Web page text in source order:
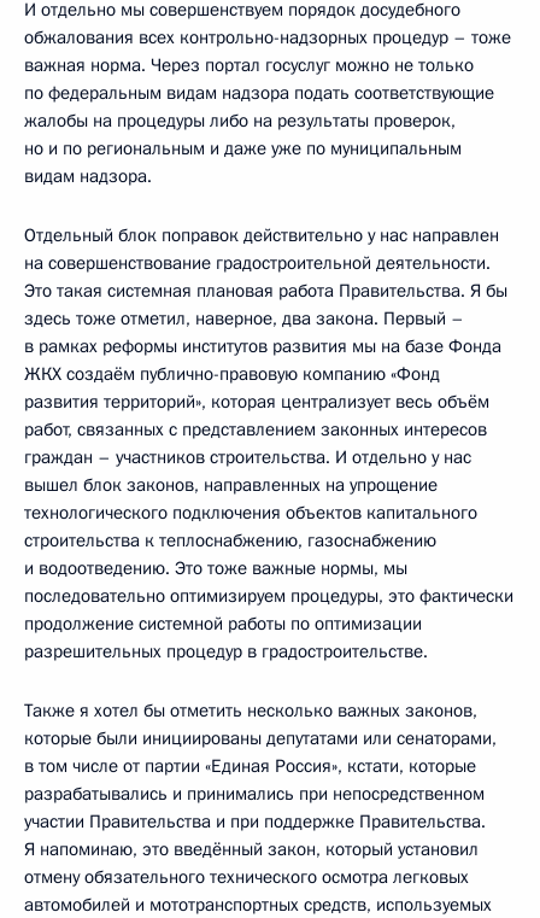
И отдельно мы совершенствуем порядок досудебного
обжалования всех контрольно-надзорных процедур – тоже
важная норма. Через портал госуслуг можно не только
по федеральным видам надзора подать соответствующие
жалобы на процедуры либо на результаты проверок,
но и по региональным и даже уже по муниципальным
видам надзора.
Отдельный блок поправок действительно у нас направлен
на совершенствование градостроительной деятельности.
Это такая системная плановая работа Правительства. Я бы
здесь тоже отметил, наверное, два закона. Первый –
в рамках реформы институтов развития мы на базе Фонда
ЖКХ создаём публично-правовую компанию «Фонд
развития территорий», которая централизует весь объём
работ, связанных с представлением законных интересов
граждан – участников строительства. И отдельно у нас
вышел блок законов, направленных на упрощение
технологического подключения объектов капитального
строительства к теплоснабжению, газоснабжению
и водоотведению. Это тоже важные нормы, мы
последовательно оптимизируем процедуры, это фактически
продолжение системной работы по оптимизации
разрешительных процедур в градостроительстве.
Также я хотел бы отметить несколько важных законов,
которые были инициированы депутатами или сенаторами,
в том числе от партии «Единая Россия», кстати, которые
разрабатывались и принимались при непосредственном
участии Правительства и при поддержке Правительства.
Я напоминаю, это введённый закон, который установил
отмену обязательного технического осмотра легковых
автомобилей и мототранспортных средств, используемых